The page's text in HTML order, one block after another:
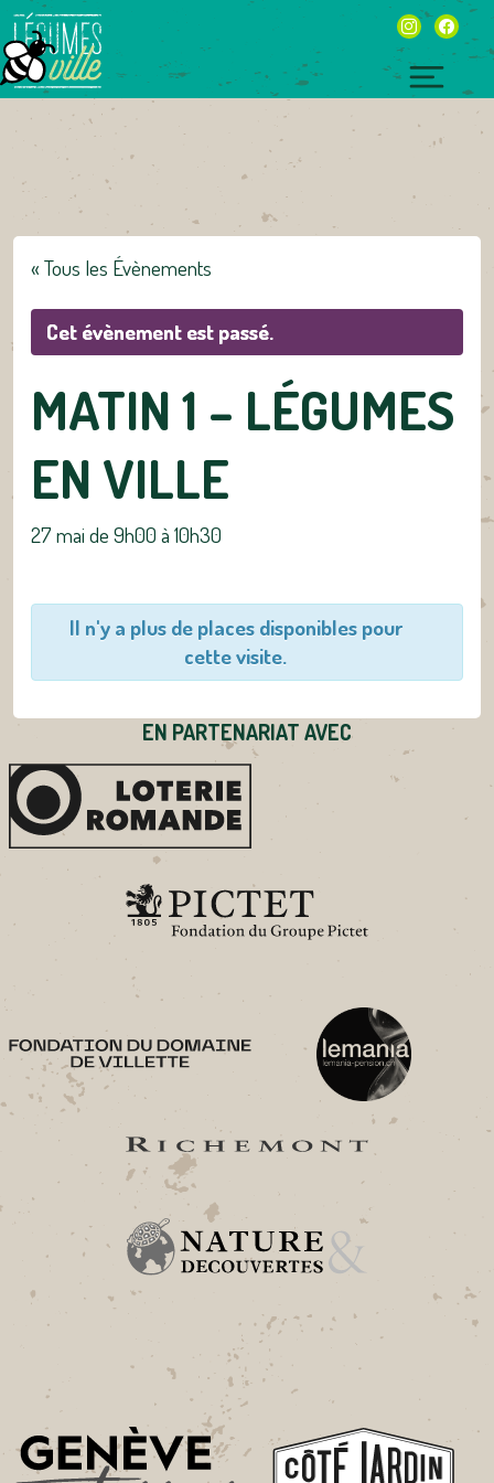
Skip
to
content
instagram
« Tous les Évènements
Cet évènement est passé.
MATIN 1 – LÉGUMES
EN VILLE
27 mai de 9h00 à 10h30
Il n'y a plus de places disponibles pour
cette visite.
EN PARTENARIAT AVEC